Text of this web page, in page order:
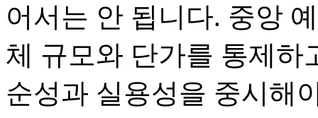
어서는 안 됩니다. 중앙
체 규모와 단가를 통제하
순성과 실용성을 중시해